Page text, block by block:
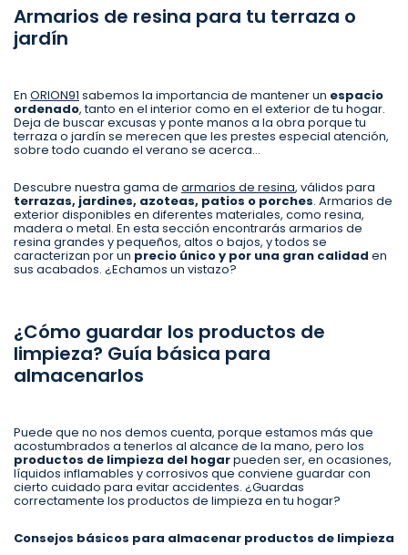
Armarios de resina para tu terraza o
jardín
En ORION91 sabemos la importancia de mantener un espacio
ordenado, tanto en el interior como en el exterior de tu hogar.
Deja de buscar excusas y ponte manos a la obra porque tu
terraza o jardín se merecen que les prestes especial atención,
sobre todo cuando el verano se acerca…
Descubre nuestra gama de armarios de resina, válidos para
terrazas, jardines, azoteas, patios o porches. Armarios de
exterior disponibles en diferentes materiales, como resina,
madera o metal. En esta sección encontrarás armarios de
resina grandes y pequeños, altos o bajos, y todos se
caracterizan por un precio único y por una gran calidad en
sus acabados. ¿Echamos un vistazo?
¿Cómo guardar los productos de
limpieza? Guía básica para
almacenarlos
Puede que no nos demos cuenta, porque estamos más que
acostumbrados a tenerlos al alcance de la mano, pero los
productos de limpieza del hogarpueden ser, en ocasiones,
líquidos inflamables y corrosivos que conviene guardar con
cierto cuidado para evitar accidentes. ¿Guardas
correctamente los productos de limpieza en tu hogar?
Consejos básicos para almacenar productos de limpieza